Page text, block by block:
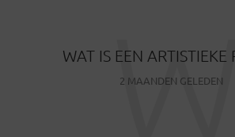
WAT IS EEN ARTISTIEKE
2 MAANDEN GELEDEN